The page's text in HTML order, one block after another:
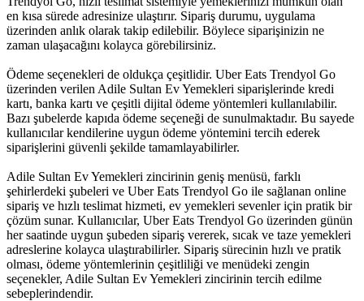
en kısa sürede adresinize ulaştırır. Sipariş durumu, uygulama
üzerinden anlık olarak takip edilebilir. Böylece siparişinizin ne
zaman ulaşacağını kolayca görebilirsiniz.
Ödeme seçenekleri de oldukça çeşitlidir. Uber Eats Trendyol Go
üzerinden verilen Adile Sultan Ev Yemekleri siparişlerinde kredi
kartı, banka kartı ve çeşitli dijital ödeme yöntemleri kullanılabilir.
Bazı şubelerde kapıda ödeme seçeneği de sunulmaktadır. Bu sayede
kullanıcılar kendilerine uygun ödeme yöntemini tercih ederek
siparişlerini güvenli şekilde tamamlayabilirler.
Adile Sultan Ev Yemekleri zincirinin geniş menüsü, farklı
şehirlerdeki şubeleri ve Uber Eats Trendyol Go ile sağlanan online
sipariş ve hızlı teslimat hizmeti, ev yemekleri sevenler için pratik bir
çözüm sunar. Kullanıcılar, Uber Eats Trendyol Go üzerinden günün
her saatinde uygun şubeden sipariş vererek, sıcak ve taze yemekleri
adreslerine kolayca ulaştırabilirler. Sipariş sürecinin hızlı ve pratik
olması, ödeme yöntemlerinin çeşitliliği ve menüdeki zengin
seçenekler, Adile Sultan Ev Yemekleri zincirinin tercih edilme
sebeplerindendir.